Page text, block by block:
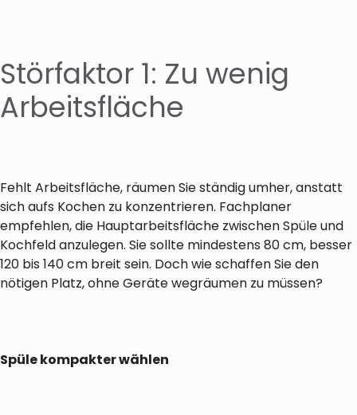
Störfaktor 1: Zu wenig
Arbeitsfläche
Fehlt Arbeitsfläche, räumen Sie ständig umher, anstatt
sich aufs Kochen zu konzentrieren. Fachplaner
empfehlen, die Hauptarbeitsfläche zwischen Spüle und
Kochfeld anzulegen. Sie sollte mindestens 80 cm, besser
120 bis 140 cm breit sein. Doch wie schaffen Sie den
nötigen Platz, ohne Geräte wegräumen zu müssen?
Spüle kompakter wählen